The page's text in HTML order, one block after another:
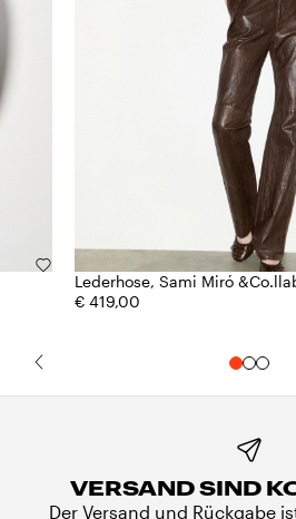
Lederhose, Sami Miró
€ 419,00
VERSAND SIND
Der Versand und Rückgabe